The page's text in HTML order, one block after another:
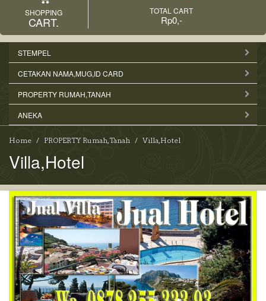
SHOPPING
CART.
TOTAL CART
Rp0,-
STEMPEL
CETAKAN NAMA,MUG,ID CARD
PROPERTY RUMAH,TANAH
ANEKA
Home PROPERTY Rumah,Tanah Villa,Hotel
Villa,Hotel